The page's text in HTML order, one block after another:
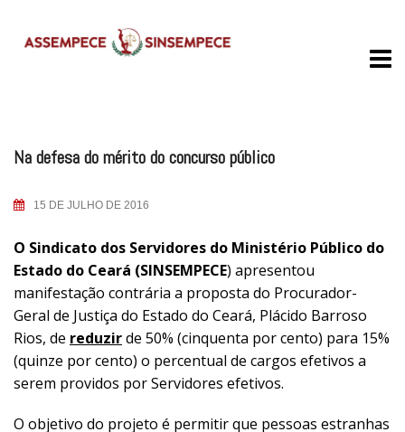
Na defesa do mérito do concurso público
15 DE JULHO DE 2016
O Sindicato dos Servidores do Ministério Público do
Estado do Ceará (SINSEMPECE) apresentou
manifestação contrária a proposta do Procurador-
Geral de Justiça do Estado do Ceará, Plácido Barroso
Rios, de reduzirde 50% (cinquenta por cento) para 15%
(quinze por cento) o percentual de cargos efetivos a
serem providos por Servidores efetivos.
O objetivo do projeto é permitir que pessoas estranhas